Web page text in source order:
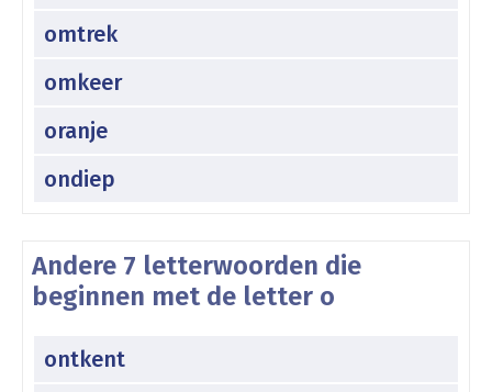
omtrek
omkeer
oranje
ondiep
Andere 7 letterwoorden die
beginnen met de letter o
ontkent